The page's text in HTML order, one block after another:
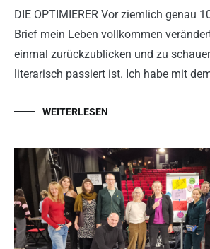
DIE OPTIMIERER Vor ziemlich genau
Brief mein Leben vollkommen
einmal zurückzublicken und zu
literarisch passiert ist. Ich habe mit
WEITERLESEN